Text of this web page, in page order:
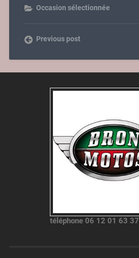
Occasion sélectionnée
Previous post
téléphone 06 12 01 63 37